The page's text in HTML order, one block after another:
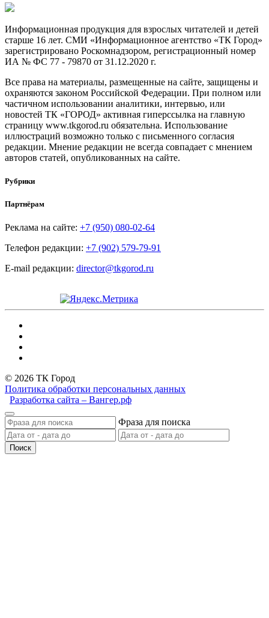
Информационная продукция для взрослых читателей и детей
старше 16 лет. СМИ «Информационное агентство «ТК Город»
зарегистрировано Роскомнадзором, регистрационный номер
ИА № ФС 77 - 79870 от 31.12.2020 г.
Все права на материалы, размещенные на сайте, защищены и
охраняются законом Российской Федерации. При полном или
частичном использовании аналитики, интервью, или
новостей ТК «ГОРОД» активная гиперссылка на главную
страницу www.tkgorod.ru обязательна. Использование
иллюстраций возможно только с письменного согласия
редакции. Мнение редакции не всегда совпадает с мнением
авторов статей, опубликованных на сайте.
Рубрики
Партнёрам
Реклама на сайте: +7 (950) 080-02-64
Телефон редакции: +7 (902) 579-79-91
E-mail редакции: director@tkgorod.ru
© 2026 ТК Город
Политика обработки персональных данных
Разработка сайта – Вангер.рф
Фраза для поиска
Поиск